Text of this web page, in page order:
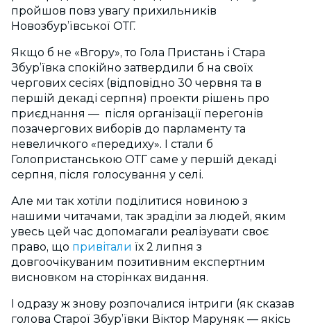
пройшов повз увагу прихильників
Новозбур’ївської ОТГ.
Якщо б не «Вгору», то Гола Пристань і Стара
Збур’ївка спокійно затвердили б на своїх
чергових сесіях (відповідно 30 червня та в
першій декаді серпня) проекти рішень про
приєднання — після організації перегонів
позачергових виборів до парламенту та
невеличкого «передиху». І стали б
Голопристанською ОТГ саме у першій декаді
серпня, після голосування у селі.
Але ми так хотіли поділитися новиною з
нашими читачами, так зраділи за людей, яким
увесь цей час допомагали реалізувати своє
право, що привітали їх 2 липня з
довгоочікуваним позитивним експертним
висновком на сторінках видання.
І одразу ж знову розпочалися інтриги (як сказав
голова Старої Збур’ївки Віктор Маруняк — якісь